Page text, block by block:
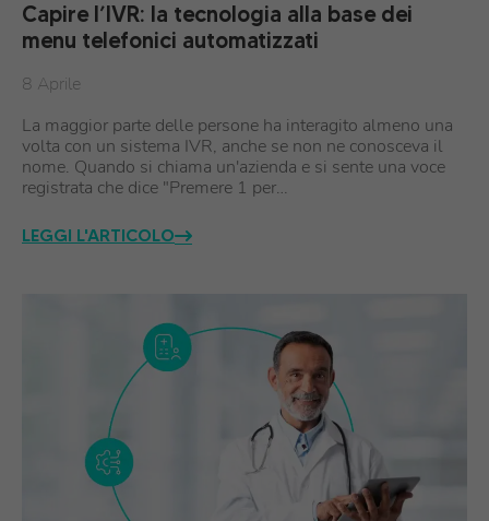
Capire l’IVR: la tecnologia alla base dei
menu telefonici automatizzati
8 Aprile
La maggior parte delle persone ha interagito almeno una
volta con un sistema IVR, anche se non ne conosceva il
nome. Quando si chiama un'azienda e si sente una voce
registrata che dice "Premere 1 per…
LEGGI L'ARTICOLO